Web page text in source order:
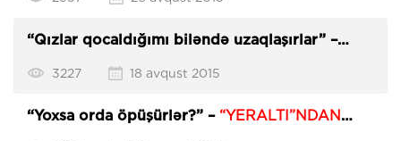
“Qızlar qocaldığımı biləndə uzaqlaşırlar” –
3227 18 avqust 2015
“Yoxsa orda öpüşürlər?” – “YERALTI”NDAN